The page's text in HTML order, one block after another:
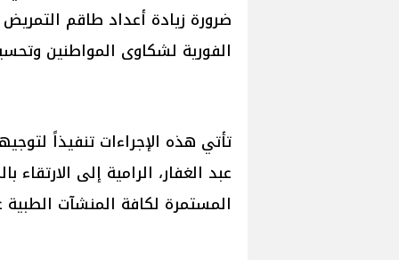
ضرورة زيادة أعداد طاقم
الفورية لشكاوى المواطنين
تأتي هذه الإجراءات تنفيذاً
عبد الغفار، الرامية إلى
المستمرة لكافة المنشآت